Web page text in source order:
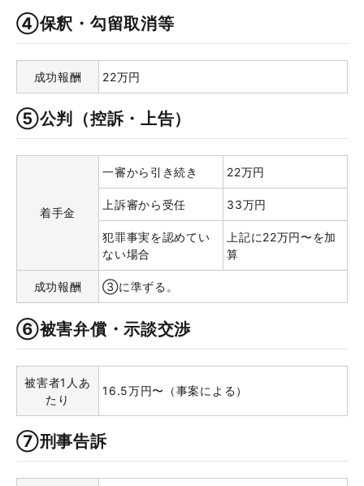
④保釈・勾留取消等
成功報酬 22万円
⑤公判（控訴・上告）
着手金
一審から引き続き 22万円
上訴審から受任 33万円
犯罪事実を認めてい
ない場合
上記に22万円〜を加
算
成功報酬 ③に準ずる。
⑥被害弁償・示談交渉
被害者1人あ
たり
16.5万円〜（事案による）
⑦刑事告訴